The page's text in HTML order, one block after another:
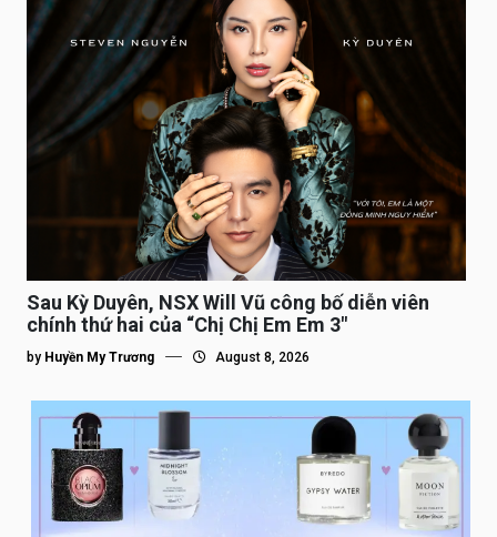
Sau Kỳ Duyên, NSX Will Vũ công bố diễn viên
chính thứ hai của “Chị Chị Em Em 3″
by Huyền My Trương August 8, 2026